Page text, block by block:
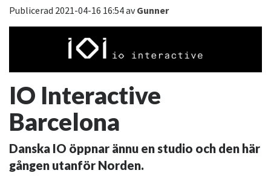
Publicerad 2021-04-16 16:54avGunner
IO Interactive
Barcelona
Danska IO öppnar ännu en studio och den här
gången utanför Norden.